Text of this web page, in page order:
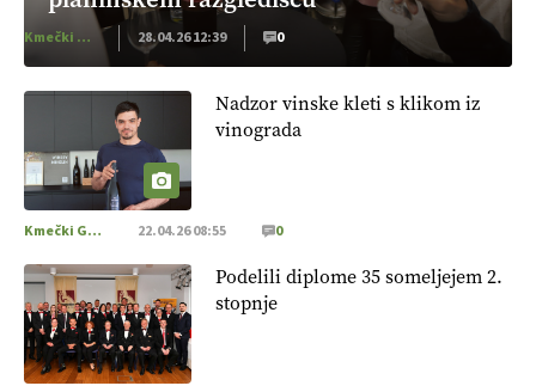
Kmečki Glas 28.04.26 12:39 0
Nadzor vinske kleti s klikom iz
vinograda
Kmečki Glas 22.04.26 08:55 0
Podelili diplome 35 someljejem 2.
stopnje